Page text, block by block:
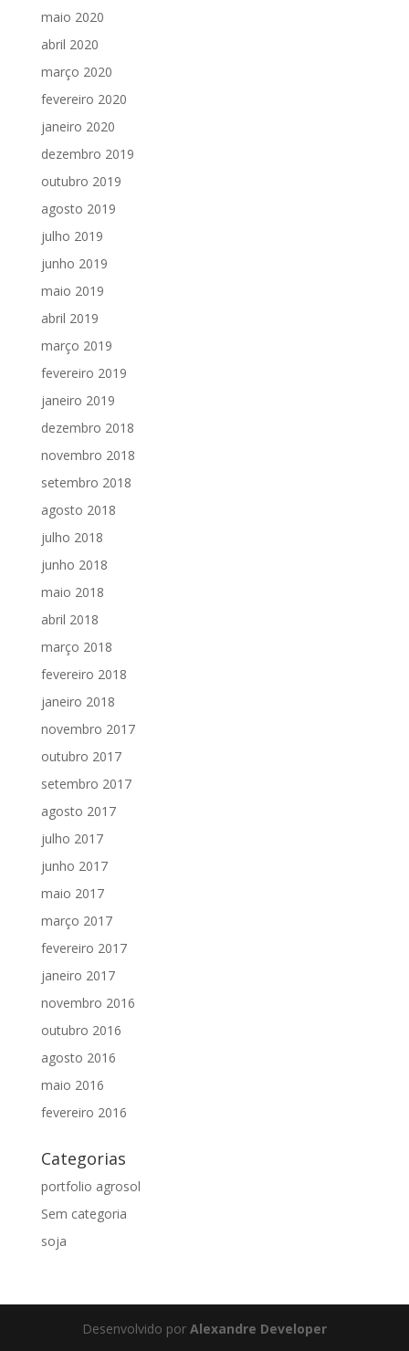
maio 2020
abril 2020
março 2020
fevereiro 2020
janeiro 2020
dezembro 2019
outubro 2019
agosto 2019
julho 2019
junho 2019
maio 2019
abril 2019
março 2019
fevereiro 2019
janeiro 2019
dezembro 2018
novembro 2018
setembro 2018
agosto 2018
julho 2018
junho 2018
maio 2018
abril 2018
março 2018
fevereiro 2018
janeiro 2018
novembro 2017
outubro 2017
setembro 2017
agosto 2017
julho 2017
junho 2017
maio 2017
março 2017
fevereiro 2017
janeiro 2017
novembro 2016
outubro 2016
agosto 2016
maio 2016
fevereiro 2016
Categorias
portfolio agrosol
Sem categoria
soja
Desenvolvido por Alexandre Developer